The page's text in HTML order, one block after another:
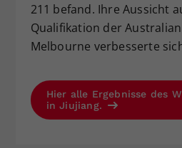
211 befand. Ihre Aussicht
Qualifikation der
Melbourne verbesserte
Hier alle Ergebnisse des
in Jiujiang.